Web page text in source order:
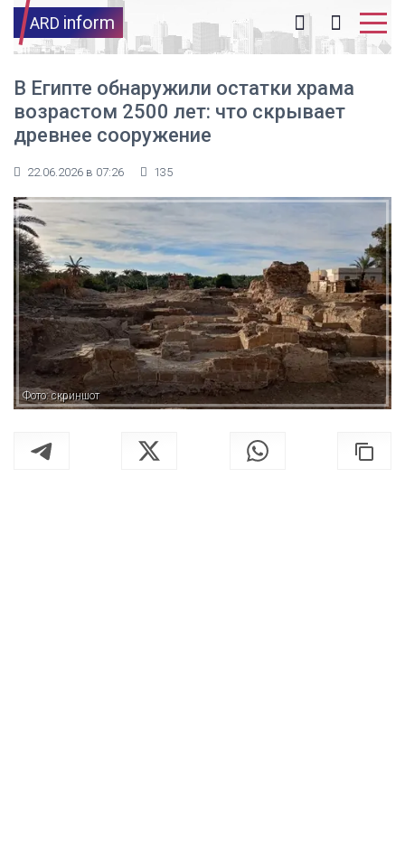
ARD inform
В Египте обнаружили остатки храма
возрастом 2500 лет: что скрывает
древнее сооружение
22.06.2026 в 07:26 135
Фото: скриншот